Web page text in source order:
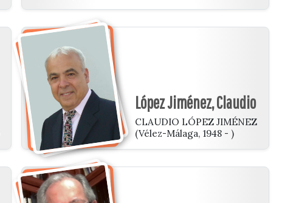
López Jiménez, Claudio
CLAUDIO LÓPEZ JIMÉNEZ
(Vélez-Málaga, 1948 - )